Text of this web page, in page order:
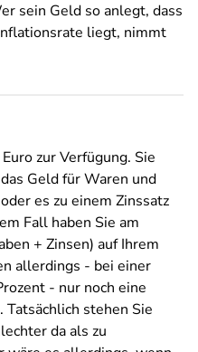
sein Geld so anlegt, dass
liegt, nimmt
zur Verfügung. Sie
Geld für Waren und
es zu einem Zinssatz
Fall haben Sie am
+ Zinsen) auf Ihrem
allerdings - bei einer
- nur noch eine
Tatsächlich stehen Sie
da als zu